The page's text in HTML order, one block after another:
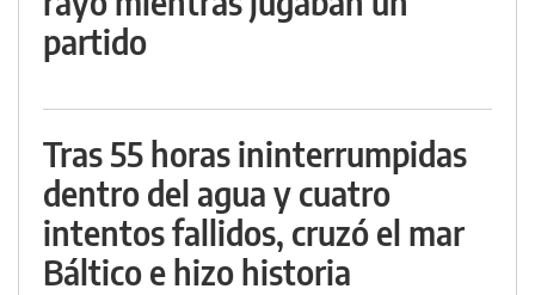
partido
Tras 55 horas ininterrumpidas
dentro del agua y cuatro
intentos fallidos, cruzó el mar
Báltico e hizo historia